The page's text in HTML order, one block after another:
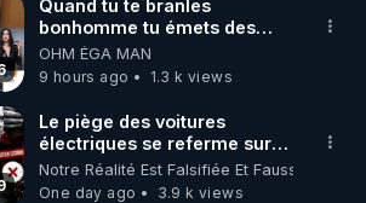
Quand tu te branles
bonhomme tu émets des
ondes ils ont juste omis de
t'expliquer
OHM ÉGA MAN
9 hours ago
1.3 k views
Le piège des voitures
électriques se referme sur
les usagers !
Notre Réalité Est Falsifiée Et Fausse
One day ago
3.9 k views